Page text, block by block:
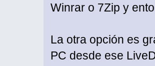
Winrar o 7Zip y
La otra opción es
PC desde ese